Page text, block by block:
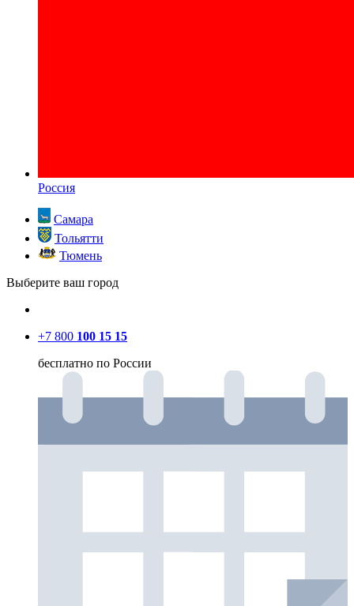
Россия
Самара
Тольятти
Тюмень
Выберите ваш город
+7 800 100 15 15
бесплатно по России